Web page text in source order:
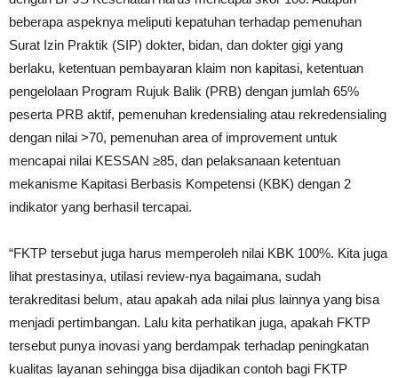
beberapa aspeknya meliputi kepatuhan terhadap pemenuhan
Surat Izin Praktik (SIP) dokter, bidan, dan dokter gigi yang
berlaku, ketentuan pembayaran klaim non kapitasi, ketentuan
pengelolaan Program Rujuk Balik (PRB) dengan jumlah 65%
peserta PRB aktif, pemenuhan kredensialing atau rekredensialing
dengan nilai >70, pemenuhan area of improvement untuk
mencapai nilai KESSAN ≥85, dan pelaksanaan ketentuan
mekanisme Kapitasi Berbasis Kompetensi (KBK) dengan 2
indikator yang berhasil tercapai.
“FKTP tersebut juga harus memperoleh nilai KBK 100%. Kita juga
lihat prestasinya, utilasi review-nya bagaimana, sudah
terakreditasi belum, atau apakah ada nilai plus lainnya yang bisa
menjadi pertimbangan. Lalu kita perhatikan juga, apakah FKTP
tersebut punya inovasi yang berdampak terhadap peningkatan
kualitas layanan sehingga bisa dijadikan contoh bagi FKTP